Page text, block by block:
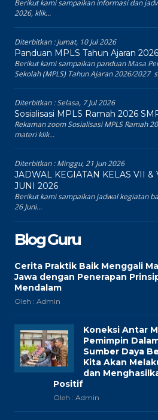
Berikut kami sampaikan informasi dan
2026, klik...
Diterbitkan :Jumat, 10 Jul 2026
Panduan MPLS Tahun Ajaran
Berikut kami sampaikan panduan Masa
Sekolah (MPLS) Tahun Ajaran 2026/2027
Diterbitkan :Selasa, 7 Jul 2026
Sosialisasi MPLS Ramah 2026
Rekaman zoom Sosialisasi MPLS Ramah
materi klik...
Diterbitkan :Minggu, 21 Jun 2026
JADWAL KEGIATAN KELAS VII &
JUNI 2026
Berikut kami sampaikan jadwal kegiatan
26 Juni...
Blog Guru
Cerita Praktik Baik Menggali
Jawa dengan Penerapan
Mendalam
Oleh : Admin
Koneksi Antar
Pemimpin
Sumber Daya
Kita Akan
dan
Positif
Oleh : Admin